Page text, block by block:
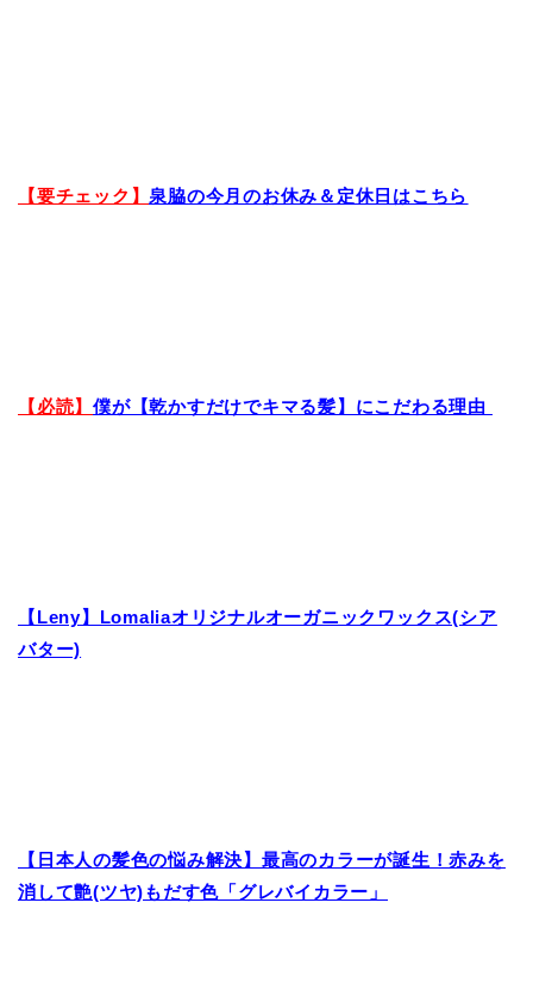
【要チェック】 泉脇の今月のお休み＆定休日はこちら
【必読】僕が【乾かすだけでキマる髪】にこだわる理由
【Leny】Lomaliaオリジナルオーガニックワックス(シア
バター)
【日本人の髪色の悩み解決】最高のカラーが誕生！赤みを
消して艶(ツヤ)もだす色「グレバイカラー」